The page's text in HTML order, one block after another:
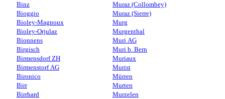
Binz
Bioggio
Bioley-Magnoux
Bioley-Orjulaz
Bionnens
Birgisch
Birmensdorf ZH
Birmenstorf AG
Bironico
Birr
Birrhard
Muraz (Collombey)
Muraz (Sierre)
Murg
Murgenthal
Muri AG
Muri b. Bern
Muriaux
Murist
Mürren
Murten
Murzelen